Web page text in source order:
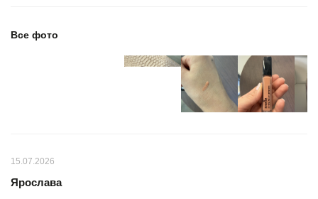
Все фото
15.07.2026
Ярослава